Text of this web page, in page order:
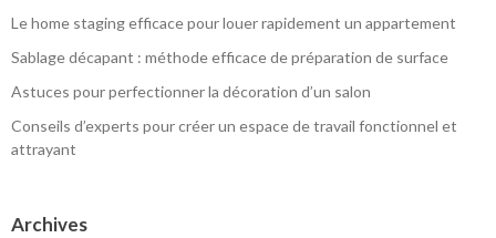
Le home staging efficace pour louer rapidement un appartement
Sablage décapant : méthode efficace de préparation de surface
Astuces pour perfectionner la décoration d’un salon
Conseils d’experts pour créer un espace de travail fonctionnel et
attrayant
Archives